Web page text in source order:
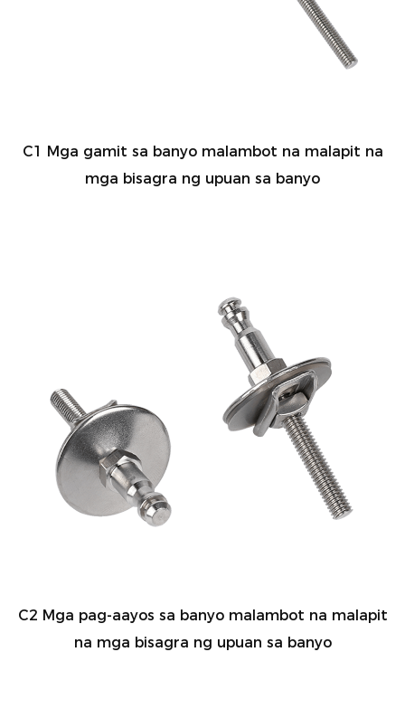
C1 Mga gamit sa banyo malambot na malapit na
mga bisagra ng upuan sa banyo
C2 Mga pag-aayos sa banyo malambot na malapit
na mga bisagra ng upuan sa banyo